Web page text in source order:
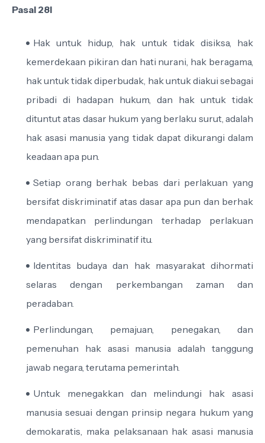
Pasal 28I
Hak untuk hidup, hak untuk tidak disiksa, hak
kemerdekaan pikiran dan hati nurani, hak beragama,
hak untuk tidak diperbudak, hak untuk diakui sebagai
pribadi di hadapan hukum, dan hak untuk tidak
dituntut atas dasar hukum yang berlaku surut, adalah
hak asasi manusia yang tidak dapat dikurangi dalam
keadaan apa pun.
Setiap orang berhak bebas dari perlakuan yang
bersifat diskriminatif atas dasar apa pun dan berhak
mendapatkan perlindungan terhadap perlakuan
yang bersifat diskriminatif itu.
Identitas budaya dan hak masyarakat dihormati
selaras dengan perkembangan zaman dan
peradaban.
Perlindungan, pemajuan, penegakan, dan
pemenuhan hak asasi manusia adalah tanggung
jawab negara, terutama pemerintah.
Untuk menegakkan dan melindungi hak asasi
manusia sesuai dengan prinsip negara hukum yang
demokaratis, maka pelaksanaan hak asasi manusia